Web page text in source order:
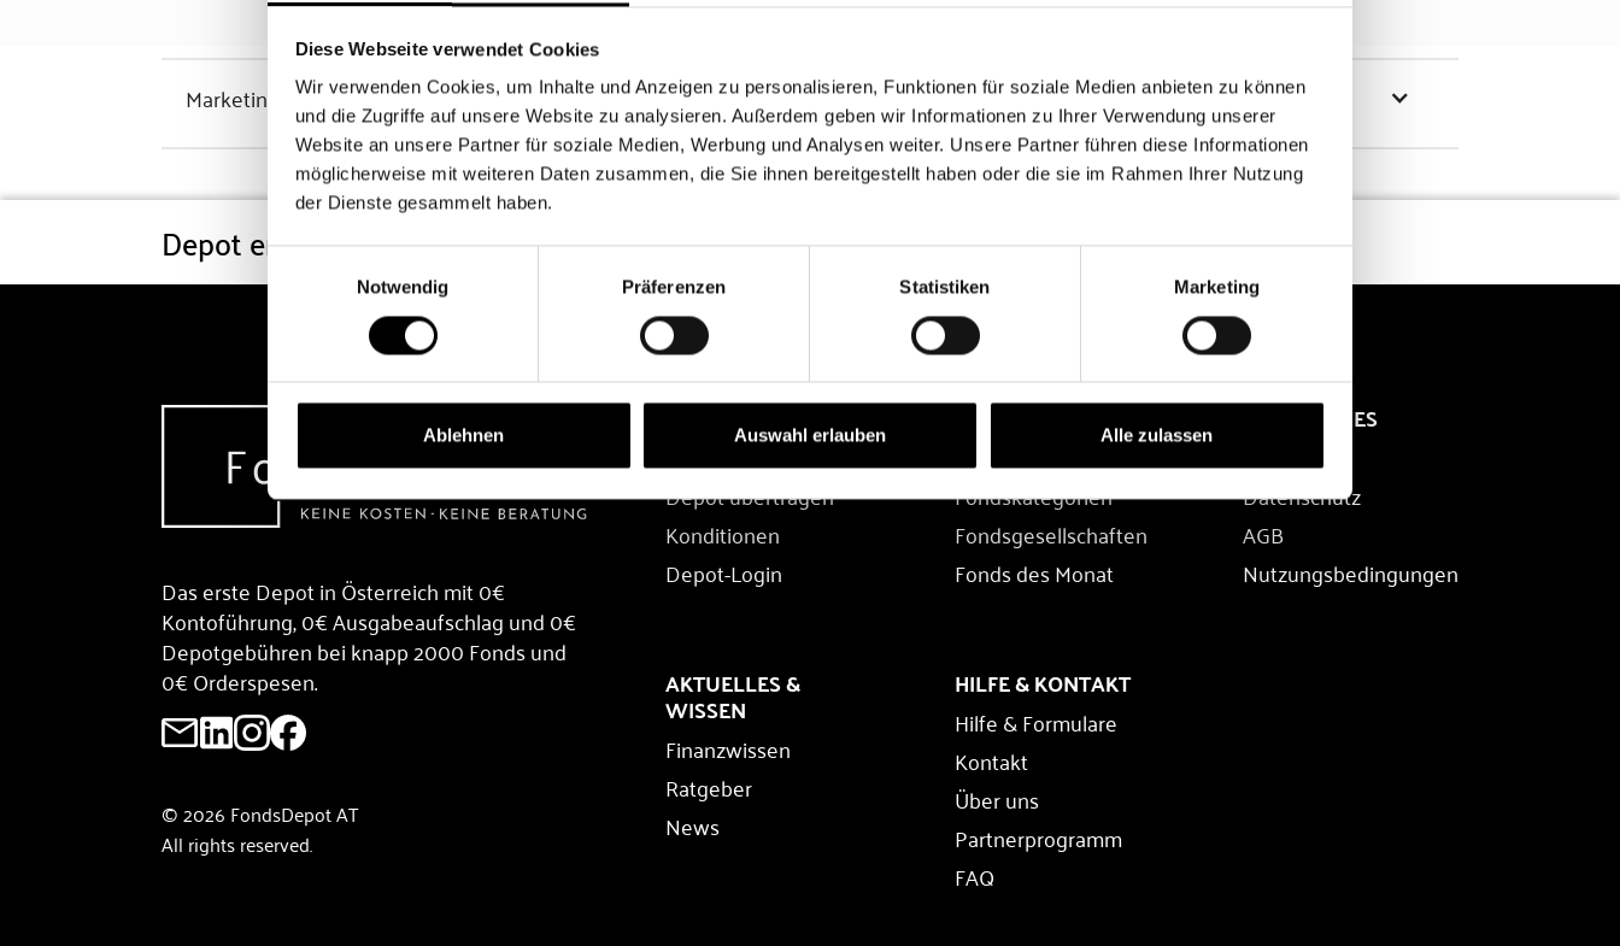
Diese Webseite verwendet Cookies
Wir verwenden Cookies, um Inhalte und Anzeigen zu personalisieren, Funktionen für soziale Medien anbieten zu können
und die Zugriffe auf unsere Website zu analysieren. Außerdem geben wir Informationen zu Ihrer Verwendung unserer
Website an unsere Partner für soziale Medien, Werbung und Analysen weiter. Unsere Partner führen diese Informationen
möglicherweise mit weiteren Daten zusammen, die Sie ihnen bereitgestellt haben oder die sie im Rahmen Ihrer Nutzung
der Dienste gesammelt haben.
Einwilligungsauswahl
Notwendig
Präferenzen Statistiken Marketing
Ablehnen Auswahl erlauben Alle zulassen
Marketinghinweis Chancen & Risiken
Depot eröffnen Konditionen Fonds FAQ
Das erste Depot in Österreich mit 0€
Kontoführung, 0€ Ausgabeaufschlag und 0€
Depotgebühren bei knapp 2000 Fonds und
0€ Orderspesen.
© 2026 FondsDepot AT
All rights reserved.
DEPOT
Depot übertragen
Konditionen
Depot-Login
FONDS
Fondssuche
Fondskategorien
Fondsgesellschaften
Fonds des Monat
RECHTLICHES
Impressum
Datenschutz
AGB
Nutzungsbedingungen
AKTUELLES &
WISSEN
Finanzwissen
Ratgeber
News
HILFE & KONTAKT
Hilfe & Formulare
Kontakt
Über uns
Partnerprogramm
FAQ